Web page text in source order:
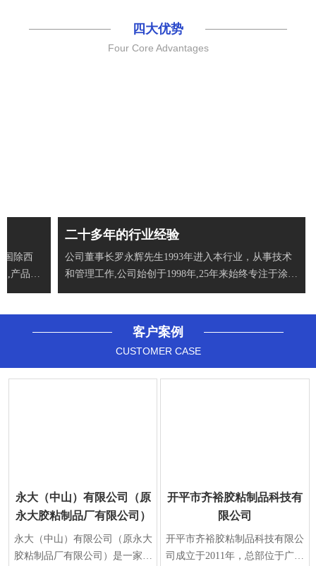
四大优势
Four Core Advantages
国除西
,产品出
二十多年的行业经验
公司董事长罗永辉先生1993年进入本行业，从事技术
和管理工作,公司始创于1998年,25年来始终专注于涂布
客户案例
CUSTOMER CASE
永大（中山）有限公司（原
永大胶粘制品厂有限公司）
永大（中山）有限公司（原永大
胶粘制品厂有限公司）是一家中
开平市齐裕胶粘制品科技有
限公司
开平市齐裕胶粘制品科技有限公
司成立于2011年，总部位于广东